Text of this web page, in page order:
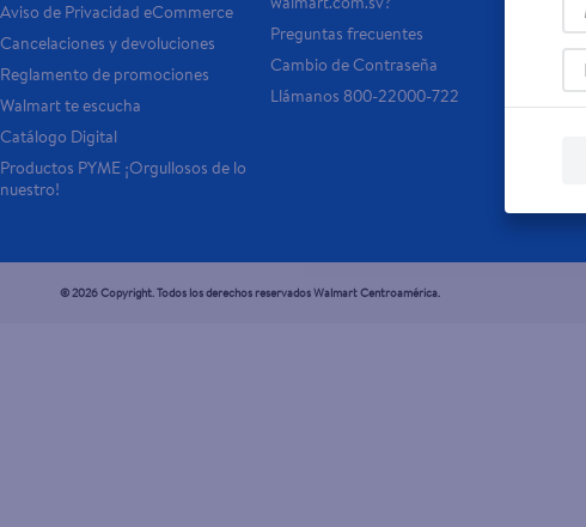
Aviso de Privacidad eCommerce
Cancelaciones y devoluciones
Reglamento de promociones
Walmart te escucha
Catálogo Digital
Productos PYME ¡Orgullosos de lo
nuestro!
Preguntas frecuentes
Cambio de Contraseña
Llámanos 800-22000-722
-
-
© 2026 Copyright. Todos los derechos reservados Walmart Centroamérica.